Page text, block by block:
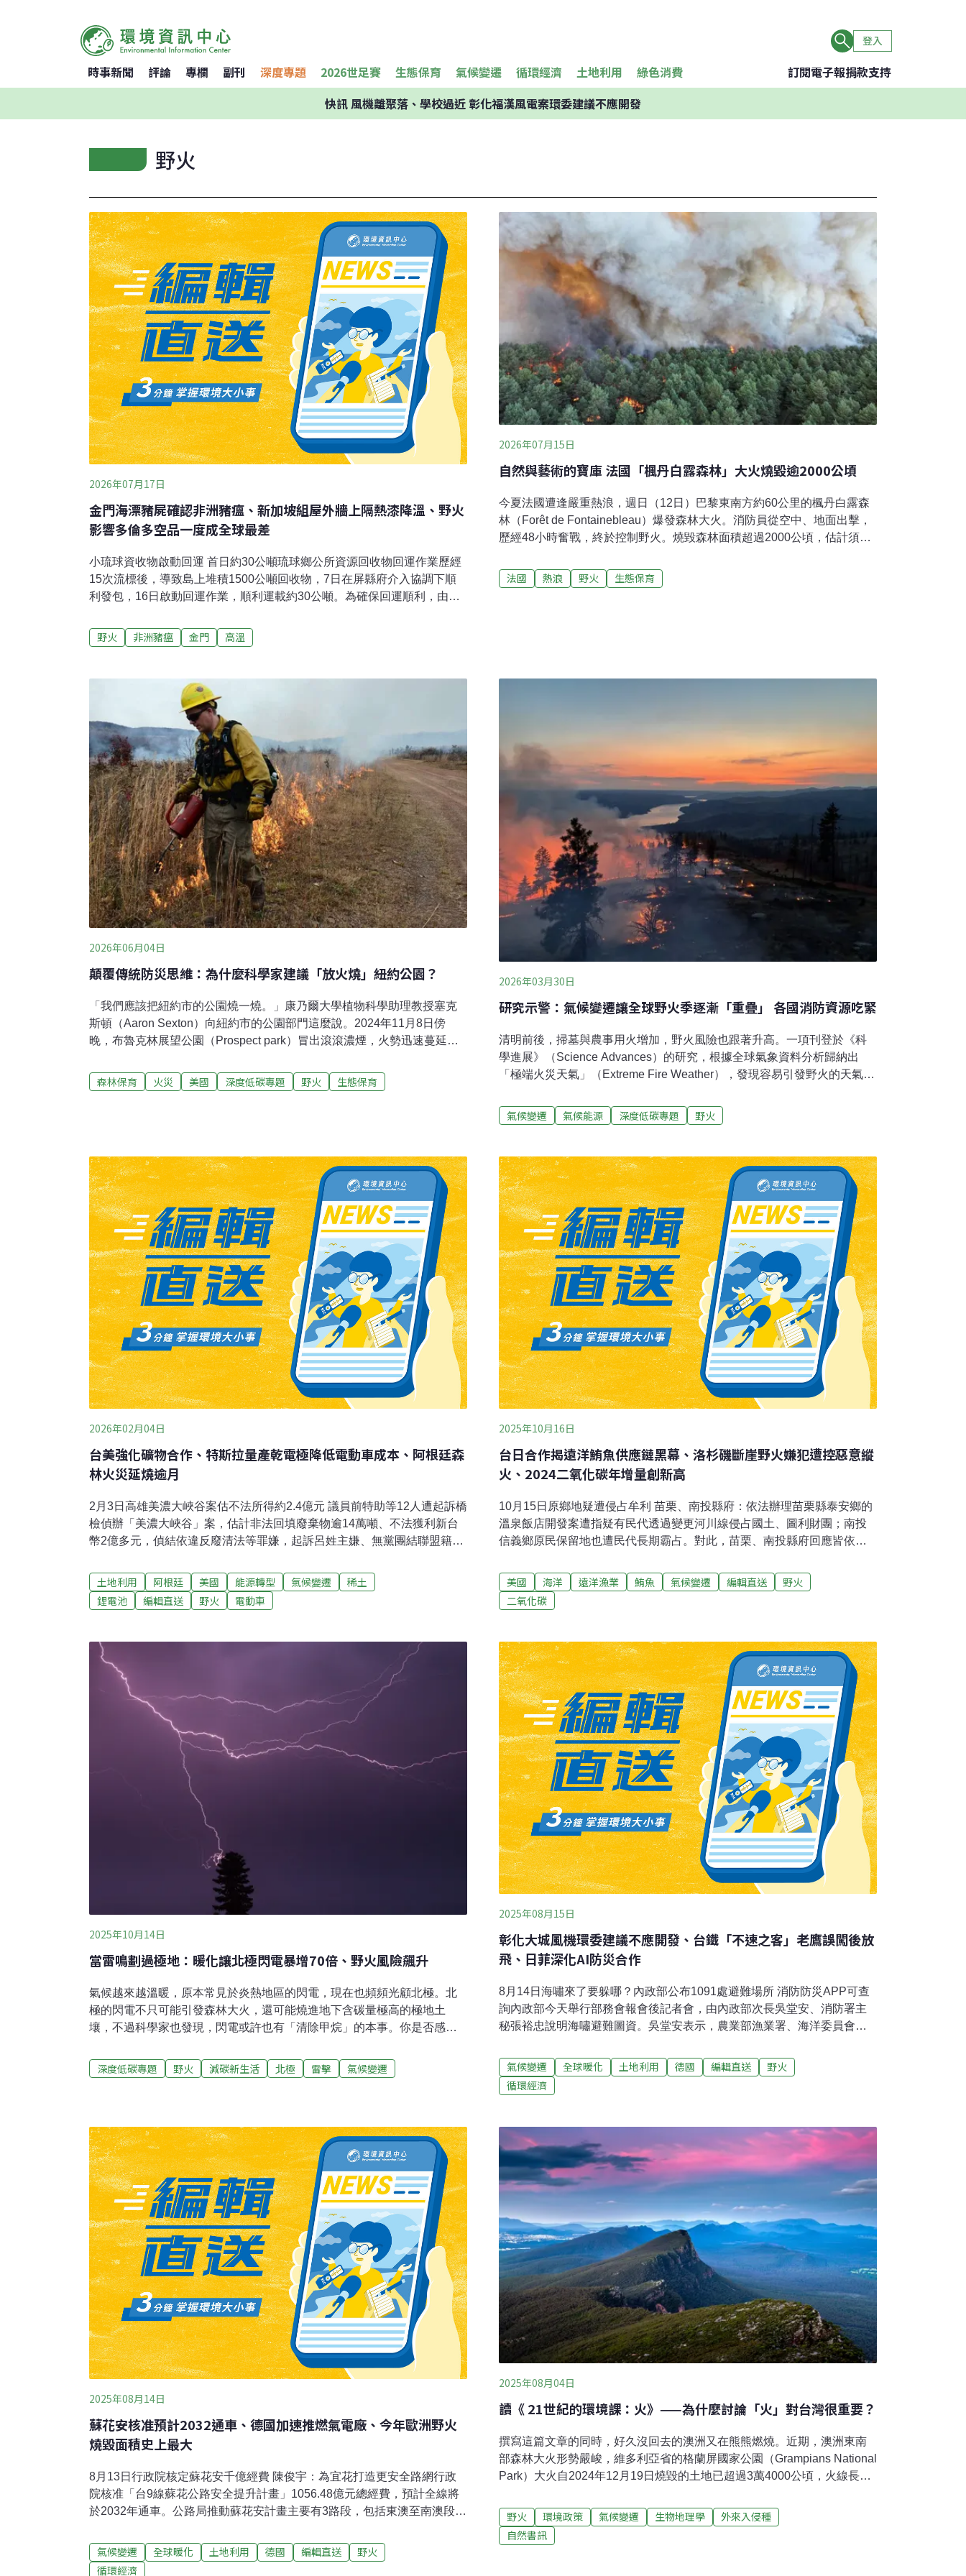
登入
時事新聞 評論 專欄 副刊 深度專題 2026世足賽 生態保育 氣候變遷 循環經濟 土地利用 綠色消費 訂閱電子報捐款支持
快訊風機離聚落、學校過近 彰化福漢風電案環委建議不應開發
野火
2026年07月17日
金門海漂豬屍確認非洲豬瘟、新加坡組屋外牆上隔熱漆降溫、野火
影響多倫多空品一度成全球最差
小琉球資收物啟動回運 首日約30公噸琉球鄉公所資源回收物回運作業歷經
15次流標後，導致島上堆積1500公噸回收物，7日在屏縣府介入協調下順
利發包，16日啟動回運作業，順利運載約30公噸。為確保回運順利，由環
鄉廢棄物堆置場、大福漁港及鹽埔漁港，全程監督裝載、運輸及卸運作
業。（中央社報導）南投東埔部落攜手林保署 清除違規獵具守護動物信義
人士設置的違規獵具、陷阱，2次行動共清除5具，分署也宣導改良式獵具
用法、現行全面禁止使用獸鋏。（中央社報導）
野火 非洲豬瘟 金門 高溫
2026年07月15日
自然與藝術的寶庫 法國「楓丹白露森林」大火燒毀逾2000公頃
今夏法國遭逢嚴重熱浪，週日（12日）巴黎東南方約60公里的楓丹白露森
林（Forêt de Fontainebleau）爆發森林大火。消防員從空中、地面出擊，
歷經48小時奮戰，終於控制野火。燒毀森林面積超過2000公頃，估計須數
為縱火。大火焚毀2000公頃寶貴林地14日是法國國慶，各地熱浪嚴重，地
方政府擔心煙火容易引發野火，紛紛取消煙火秀，然而，楓丹白露森林依
法國 熱浪 野火 生態保育
2026年06月04日
顛覆傳統防災思維：為什麼科學家建議「放火燒」紐約公園？
「我們應該把紐約市的公園燒一燒。」康乃爾大學植物科學助理教授塞克
斯頓（Aaron Sexton）向紐約市的公園部門這麼說。2024年11月8日傍
晚，布魯克林展望公園（Prospect park）冒出滾滾濃煙，火勢迅速蔓延，
防局派出數百名消防員，歷經三小時才控制住。不到一週，曼哈頓北邊的
英伍德山公園（Inwood Hill park）、皇后區、布朗克斯的綠地都傳出火
盛，火災會清理遮蔽光線的植物，灰燼則為土壤補充養分，讓種子重新萌
芽。都市林地發生野火的機率不高，塞克斯頓所建議的「焚燒」並非隨意
放火，而是經過縝密規劃的「控制性焚燒」（Co
森林保育 火災 美國 深度低碳專題 野火 生態保育
2026年03月30日
研究示警：氣候變遷讓全球野火季逐漸「重疊」 各國消防資源吃緊
清明前後，掃墓與農事用火增加，野火風險也跟著升高。一項刊登於《科
學進展》（Science Advances）的研究，根據全球氣象資料分析歸納出
「極端火災天氣」（Extreme Fire Weather），發現容易引發野火的天氣型
天氣」，為全球最嚴重地區。全球極端火災天氣增加 逾半與氣候變遷有關
「極端火災天氣」的三大成因是高溫、極度乾燥和強風，容易增加植被易
年的全球氣象資料後發現，全球極端火災天氣天數呈上升趨勢，其中以南
美最嚴重，平均每十年約增加17天。更麻煩的是，研究發現各國野火季節
正逐漸重疊。研究指出，大多地區的「同步火災天氣」（Synchronous Fire
Weather, SFW）明顯增加，多數增幅超過兩倍。研究估計，其中有一半以
上的增幅是人為
氣候變遷 氣候能源 深度低碳專題 野火
2026年02月04日
台美強化礦物合作、特斯拉量產乾電極降低電動車成本、阿根廷森
林火災延燒逾月
2月3日高雄美濃大峽谷案估不法所得約2.4億元 議員前特助等12人遭起訴橋
檢偵辦「美濃大峽谷」案，估計非法回填廢棄物逾14萬噸、不法獲利新台
幣2億多元，偵結依違反廢清法等罪嫌，起訴呂姓主嫌、無黨團結聯盟籍高
地方憂慮山崩悲劇礦業法修法後，亞洲水泥新城山礦場須於三年內補辦環
評，亞泥3日舉行首次地方說明會。居民憂心403強震後礦場周邊土石崩
塌，採掘高度降至海拔120公尺恐危及部落安全；亞泥則回應，已加強監
土地利用 阿根廷 美國 能源轉型 氣候變遷
稀土
鋰電池
編輯直送 野火 電動車
2025年10月16日
台日合作揭遠洋鮪魚供應鏈黑幕、洛杉磯斷崖野火嫌犯遭控惡意縱
火、2024二氧化碳年增量創新高
10月15日原鄉地疑遭侵占牟利 苗栗、南投縣府：依法辦理苗栗縣泰安鄉的
溫泉飯店開發案遭指疑有民代透過變更河川線侵占國土、圖利財團；南投
信義鄉原民保留地也遭民代長期霸占。對此，苗栗、南投縣府回應皆依法
案，背後操盤者是立委高金素梅的侄子、泰安鄉民代表高晉揚，涉嫌利用
「河川線變更」圖利特定開發商。（中央社報導）民團指學專路樹木斷頭
高市府：依規範修剪高雄護樹團體質疑楠梓區學專路由雨豆樹與樟樹交織
降高修剪，均依規範程序辦理。護樹團體指出，學專路的林蔭大道，正在
被粗暴的斷頭修剪。呼籲市府立即停工，全面停止對高雄的公園、林蔭大
道的樹木矮化縮冠。（中央社報導）
美國 海洋 遠洋漁業 鮪魚 氣候變遷 編輯直送
野火
二氧化碳
2025年10月14日
當雷鳴劃過極地：暖化讓北極閃電暴增70倍、野火風險飆升
氣候越來越溫暖，原本常見於炎熱地區的閃電，現在也頻頻光顧北極。北
極的閃電不只可能引發森林大火，還可能燒進地下含碳量極高的極地土
壤，不過科學家也發現，閃電或許也有「清除甲烷」的本事。你是否感覺
爆發。一場雷雨下來，居然劈出上千道閃電，令阿拉斯加大學費爾班克斯
分校氣候學家湯曼（Rick Thoman）不禁直呼：「這夏天也太瘋狂了
然也開始頻繁看見閃電。大氣物理學家霍爾茲沃斯（Robert Holzworth）觀
察到，「閃電以前在北極非常罕見，如今卻顯著增加。」尤其在北緯80度
以北，2010年代初每年大約只有100次閃電，但到了2021年，卻暴增至
7000次以上，超過70倍。
深度低碳專題 野火 減碳新生活 北極 雷擊 氣候變遷
2025年08月15日
彰化大城風機環委建議不應開發、台鐵「不速之客」老鷹誤闖後放
飛、日菲深化AI防災合作
8月14日海嘯來了要躲哪？內政部公布1091處避難場所 消防防災APP可查
詢內政部今天舉行部務會報會後記者會，由內政部次長吳堂安、消防署主
秘張裕忠說明海嘯避難圖資。吳堂安表示，農業部漁業署、海洋委員會海
所，地方政府共認計1091處民眾海嘯避難場所，並納入全民防災e點通、消
防防災APP及應變管理資訊雲端服務（EMIC）系統，供民眾及救災人員運
用。（中央社報導）憂彰化大城陸域風機影響養殖 環委建議不應開發環境
顯著，對養殖業有加重影響之虞，且與當地居民未取得共識等，經閉門會
議後建議本案不應開發，將送環評大會確認。會前彰化當地居民，包含大
城鄉、西港村、東港村、芳苑鄉等特地搭乘遊覽車北上至環境部抗議，並
帶著當地農特產大白鴨、地瓜等表達反對風機設置。（中央社報導）
氣候變遷 全球暖化 土地利用 德國 編輯直送
野火
循環經濟
2025年08月14日
蘇花安核准預計2032通車、德國加速推燃氣電廠、今年歐洲野火
燒毀面積史上最大
8月13日行政院核定蘇花安千億經費 陳俊宇：為宜花打造更安全路網行政
院核准「台9線蘇花公路安全提升計畫」1056.48億元總經費，預計全線將
於2032年通車。公路局推動蘇花安計畫主要有3路段，包括東澳至南澳段、
會採大跨徑橋梁減少落墩，並依落石分析及0403花蓮強震災損調整橋墩配
置，搭配橋墩防撞鋼板包覆，確保安全 。（自由時報報導）楊柳侵台已1失
氣候變遷 全球暖化 土地利用 德國 編輯直送
野火
循環經濟
2025年08月04日
讀《 21世紀的環境課：火》——為什麼討論「火」對台灣很重要？
撰寫這篇文章的同時，好久沒回去的澳洲又在熊熊燃燒。近期，澳洲東南
部森林大火形勢嚴峻，維多利亞省的格蘭屏國家公園（Grampians National
Park）大火自2024年12月19日燒毀的土地已超過3萬4000公頃，火線長達
關對霍爾斯加普（Halls Gap）等地區發布緊急撤離令，並警告隨著聖誕節
的夏季高溫來臨，林火風險加劇。新南威爾斯省內陸和東北部因高溫和大
風加速火勢蔓延，主管機關對雪梨地區全面實施禁火令，建議居民避免不
野火 環境政策 氣候變遷 生物地理學
外來入侵種
自然書訊